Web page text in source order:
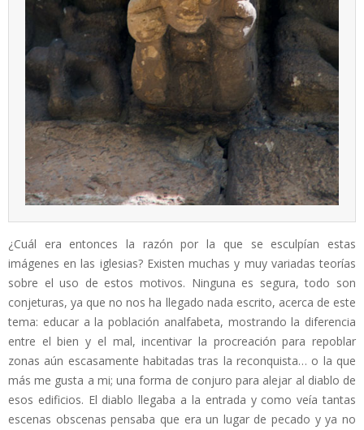
¿Cuál era entonces la razón por la que se esculpían estas
imágenes en las iglesias? Existen muchas y muy variadas teorías
sobre el uso de estos motivos. Ninguna es segura, todo son
conjeturas, ya que no nos ha llegado nada escrito, acerca de este
tema: educar a la población analfabeta, mostrando la diferencia
entre el bien y el mal, incentivar la procreación para repoblar
zonas aún escasamente habitadas tras la reconquista… o la que
más me gusta a mi; una forma de conjuro para alejar al diablo de
esos edificios. El diablo llegaba a la entrada y como veía tantas
escenas obscenas pensaba que era un lugar de pecado y ya no